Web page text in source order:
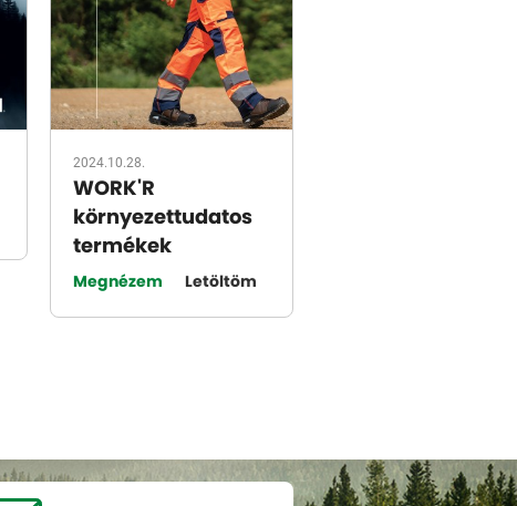
2024.10.28.
WORK'R
környezettudatos
termékek
Megnézem Letöltöm